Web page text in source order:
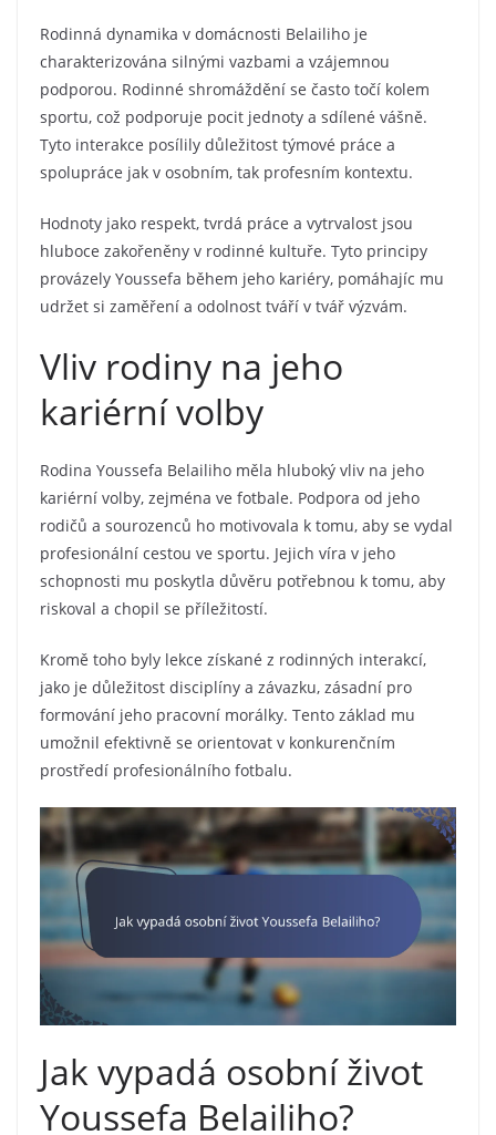
Rodinná dynamika v domácnosti Belailiho je
charakterizována silnými vazbami a vzájemnou
podporou. Rodinné shromáždění se často točí kolem
sportu, což podporuje pocit jednoty a sdílené vášně.
Tyto interakce posílily důležitost týmové práce a
spolupráce jak v osobním, tak profesním kontextu.
Hodnoty jako respekt, tvrdá práce a vytrvalost jsou
hluboce zakořeněny v rodinné kultuře. Tyto principy
provázely Youssefa během jeho kariéry, pomáhajíc mu
udržet si zaměření a odolnost tváří v tvář výzvám.
Vliv rodiny na jeho
kariérní volby
Rodina Youssefa Belailiho měla hluboký vliv na jeho
kariérní volby, zejména ve fotbale. Podpora od jeho
rodičů a sourozenců ho motivovala k tomu, aby se vydal
profesionální cestou ve sportu. Jejich víra v jeho
schopnosti mu poskytla důvěru potřebnou k tomu, aby
riskoval a chopil se příležitostí.
Kromě toho byly lekce získané z rodinných interakcí,
jako je důležitost disciplíny a závazku, zásadní pro
formování jeho pracovní morálky. Tento základ mu
umožnil efektivně se orientovat v konkurenčním
prostředí profesionálního fotbalu.
Jak vypadá osobní život
Youssefa Belailiho?